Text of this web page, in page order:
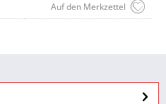
Auf den Merkzettel